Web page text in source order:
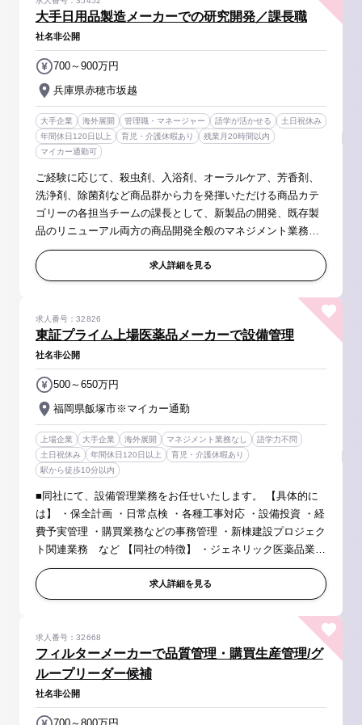
大手日用品製造メーカーでの研究開発／課長職
社名非公開
兵庫県赤穂市坂越
700～900万円
大手企業 海外展開 管理職・マネージャー 語学が活かせる
土日祝休み
年間休日120日以上
育児・介護休暇あり
残業月20時間以内
マイカー通勤可
ご経験に応じて、殺虫剤、入浴剤、オーラルケア、芳香剤、
洗浄剤、除菌剤など商品群から力を発揮いただける商品カテ
ゴリーの各担当チームの課長として、新製品の開発、既存製
品のリニューアル両方の商品開発全般のマネジメント業務を
お任せします。 【具体的には】 ・アイデア創造、研究・開発
テーマの設定業務 ・...
求人詳細を見る
東証プライム上場医薬品メーカーで設備管理
求人番号：32826
社名非公開
福岡県飯塚市※マイカー通勤
500～650万円
上場企業 大手企業 海外展開 マネジメント業務なし
語学力不問
土日祝休み
年間休日120日以上
育児・介護休暇あり
駅から徒歩10分以内
■同社にて、設備管理業務をお任せいたします。 【具体的に
は】 ・保全計画 ・日常点検 ・各種工事対応 ・設備投資 ・経
費予実管理 ・購買業務などの事務管理 ・新棟建設プロジェク
ト関連業務 など 【同社の特徴】 ・ジェネリック医薬品業界
のリーディングカンパニーとして、約800品目の医薬品を保有
して...
求人詳細を見る
フィルターメーカーで品質管理・購買生産管理/グ
ループリーダー候補
求人番号：32668
社名非公開